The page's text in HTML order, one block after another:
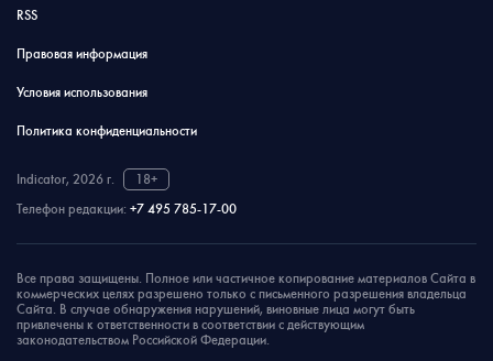
RSS
Правовая информация
Условия использования
Политика конфиденциальности
Indicator, 2026 г.
18+
Телефон редакции: +7 495 785-17-00
Все права защищены. Полное или частичное копирование материалов Сайта в
коммерческих целях разрешено только с письменного разрешения владельца
Сайта. В случае обнаружения нарушений, виновные лица могут быть
привлечены к ответственности в соответствии с действующим
законодательством Российской Федерации.